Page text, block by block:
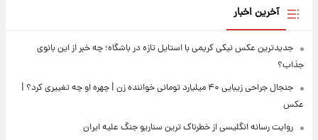
آخرین اخبار
جدیدترین عکس نیکی کریمی با استایل تازه در باشگاه؛ چه خبر از این بانوی
جذاب؟
جنجال جراحی زیبایی ۴۰ میلیارد تومانی خواننده زن | چهره او چه تغییری کرد؟ |
عکس
روایت رسانه انگلیسی از خطرناک ترین سناریو جنگ علیه ایران